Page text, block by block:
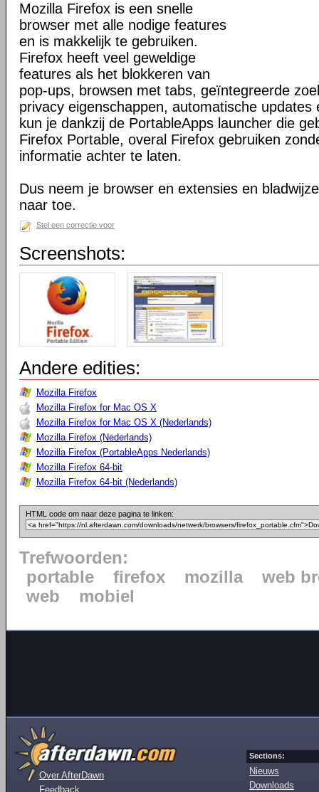
Mozilla Firefox is een snelle
browser met alle nodige features
en is makkelijk te gebruiken.
Firefox heeft veel geweldige
features als het blokkeren van
pop-ups, browsen met tabs, geïntegreerde
privacy eigenschappen, automatische updates
kun je dankzij de PortableApps launcher die
Firefox Portable, overal Firefox gebruiken
informatie achter te laten.
Dus neem je browser en extensies en
naar toe.
Stel een correctie voor
Screenshots:
Andere edities:
Mozilla Firefox
Mozilla Firefox for Mac OS X
Mozilla Firefox for Mac OS X (Nederlands)
Mozilla Firefox (Nederlands)
Mozilla Firefox (PortableApps Nederlands)
Mozilla Firefox 64-bit
Mozilla Firefox 64-bit (Nederlands)
HTML code om naar deze pagina te linken:
Trefwoorden:
portable
firefox mozilla
web
web
mobiel
Over AfterDawn
Feedback
Sections:
Nieuws
Downloads